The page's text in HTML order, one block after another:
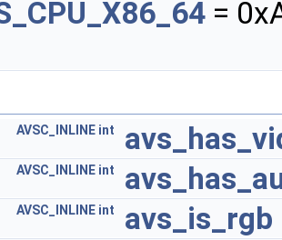
=
AVSC_INLINE int
AVSC_INLINE int
AVSC_INLINE int avs_is_rgb